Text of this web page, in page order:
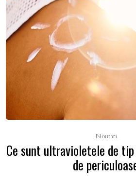
Noutati
Ce sunt ultravioletele de
de